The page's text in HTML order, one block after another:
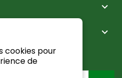


cookies pour
de